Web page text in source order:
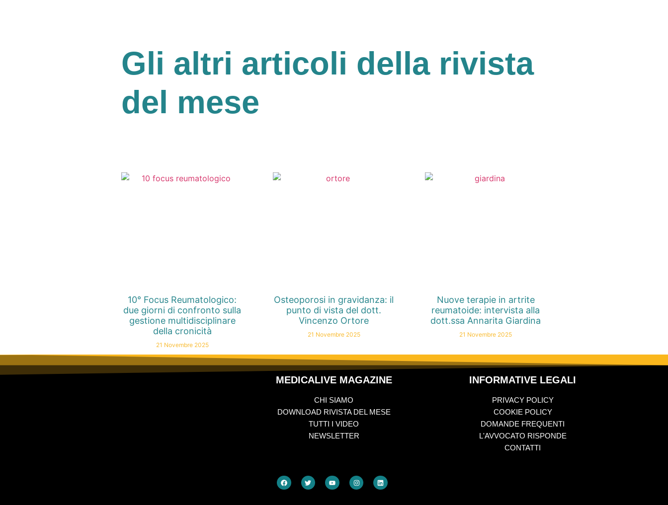
Gli altri articoli della rivista
del mese
10° Focus Reumatologico:
due giorni di confronto sulla
gestione multidisciplinare
della cronicità
21 Novembre 2025
Osteoporosi in gravidanza: il
punto di vista del dott.
Vincenzo Ortore
21 Novembre 2025
Nuove terapie in artrite
reumatoide: intervista alla
dott.ssa Annarita Giardina
21 Novembre 2025
MEDICALIVE MAGAZINE
CHI SIAMO
DOWNLOAD RIVISTA DEL MESE
TUTTI I VIDEO
NEWSLETTER
INFORMATIVE LEGALI
PRIVACY POLICY
COOKIE POLICY
DOMANDE FREQUENTI
L'AVVOCATO RISPONDE
CONTATTI